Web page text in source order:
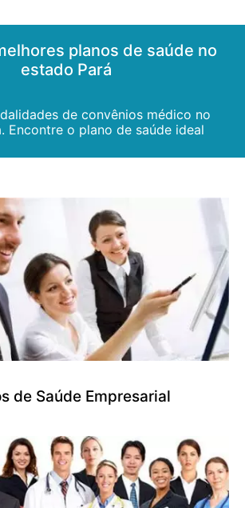
planos de saúde no
estado Pará
de convênios médico no
Encontre o plano de saúde ideal
de Saúde Empresarial